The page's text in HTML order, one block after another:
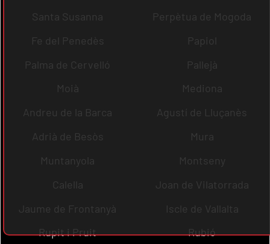
Santa Susanna
Perpètua de Mogoda
Fe del Penedès
Papiol
Palma de Cervelló
Pallejà
Moià
Mediona
Andreu de la Barca
Agustí de Lluçanès
Adrià de Besòs
Mura
Muntanyola
Montseny
Calella
Joan de Vilatorrada
Jaume de Frontanyà
Iscle de Vallalta
Rupit i Pruit
Rubió